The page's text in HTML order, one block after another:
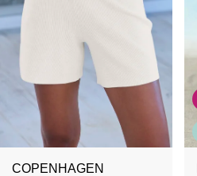
COPENHAGEN